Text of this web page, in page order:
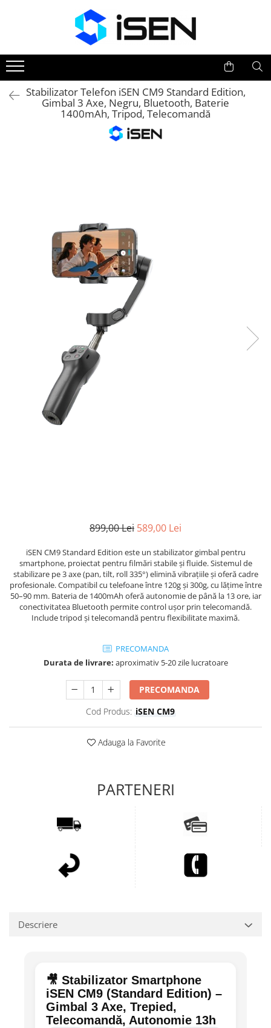
Trotinete electrice
Piese si accesorii
Stabilizator Telefon iSEN CM9 Standard Edition,
Gimbal 3 Axe, Negru, Bluetooth, Baterie
1400mAh, Tripod, Telecomandă
899,00 Lei 589,00 Lei
iSEN CM9 Standard Edition este un stabilizator gimbal pentru
smartphone, proiectat pentru filmări stabile și fluide. Sistemul de
stabilizare pe 3 axe (pan, tilt, roll 335°) elimină vibrațiile și oferă cadre
profesionale. Compatibil cu telefoane între 120g și 300g, cu lățime între
50–90 mm. Bateria de 1400mAh oferă autonomie de până la 13 ore, iar
conectivitatea Bluetooth permite control ușor prin telecomandă.
Include tripod și telecomandă pentru flexibilitate maximă.
PRECOMANDA
Durata de livrare: aproximativ 5-20 zile lucratoare
PRECOMANDA
Cod Produs: iSEN CM9
Adauga la Favorite
Descriere
🎥 Stabilizator Smartphone
iSEN CM9 (Standard Edition) –
Gimbal 3 Axe, Trepied,
Telecomandă, Autonomie 13h